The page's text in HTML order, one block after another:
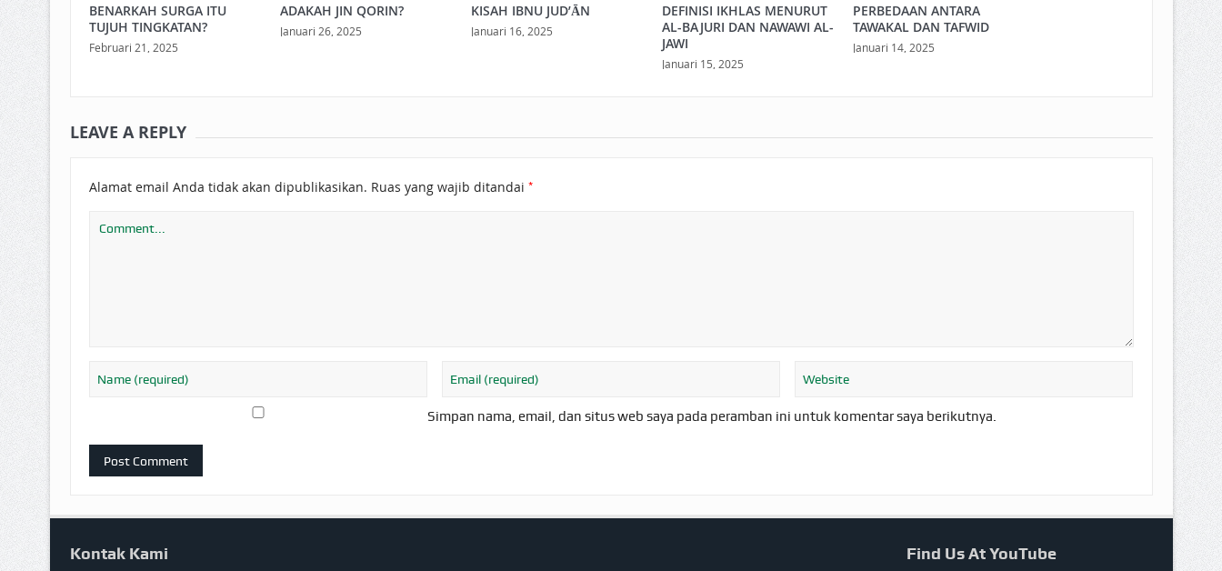
BENARKAH SURGA ITU
TUJUH TINGKATAN?
Februari 21, 2025
ADAKAH JIN QORIN?
Januari 26, 2025
KISAH IBNU JUD’ĀN
Januari 16, 2025
DEFINISI IKHLAS MENURUT
AL-BAJURI DAN NAWAWI AL-
JAWI
Januari 15, 2025
PERBEDAAN ANTARA
TAWAKAL DAN TAFWID
Januari 14, 2025
LEAVE A REPLY
Alamat email Anda tidak akan dipublikasikan. Ruas yang wajib ditandai *
Simpan nama, email, dan situs web saya pada peramban ini untuk komentar saya berikutnya.
Kontak Kami Find Us At YouTube